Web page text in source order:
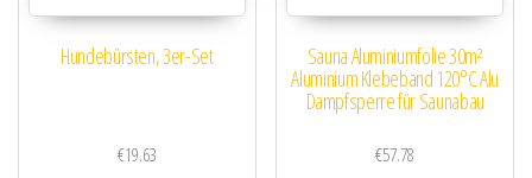
Hundebürsten, 3er-Set
€19.63
Sauna Aluminiumfolie 30m²
Aluminium Klebeband 120°C Alu
Dampfsperre für Saunabau
€57.78